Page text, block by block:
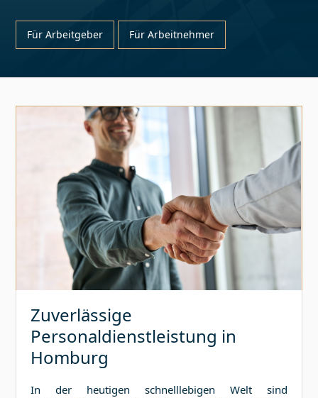
Für Arbeitgeber Für Arbeitnehmer
Zuverlässige
Personaldienstleistung in
Homburg
In der heutigen schnelllebigen Welt sind